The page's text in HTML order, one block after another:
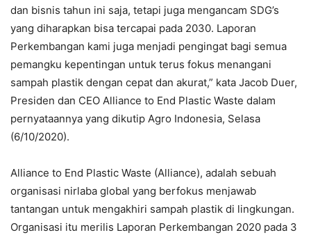
dan bisnis tahun ini saja, tetapi juga mengancam SDG’s
yang diharapkan bisa tercapai pada 2030. Laporan
Perkembangan kami juga menjadi pengingat bagi semua
pemangku kepentingan untuk terus fokus menangani
sampah plastik dengan cepat dan akurat,” kata Jacob Duer,
Presiden dan CEO Alliance to End Plastic Waste dalam
pernyataannya yang dikutip Agro Indonesia, Selasa
(6/10/2020).
Alliance to End Plastic Waste (Alliance), adalah sebuah
organisasi nirlaba global yang berfokus menjawab
tantangan untuk mengakhiri sampah plastik di lingkungan.
Organisasi itu merilis Laporan Perkembangan 2020 pada 3